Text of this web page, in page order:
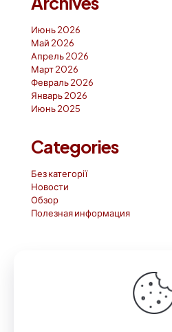
Июнь 2026
Май 2026
Апрель 2026
Март 2026
Февраль 2026
Январь 2026
Июнь 2025
Categories
Без категорії
Новости
Обзор
Полезная информация